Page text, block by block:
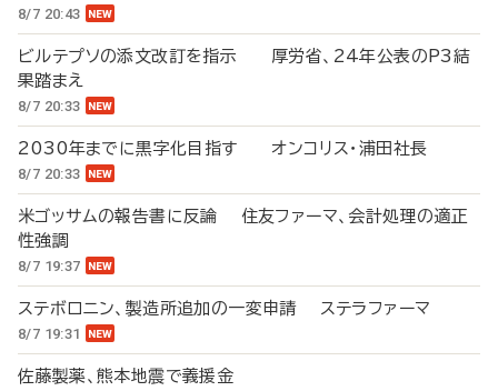
8/7 20:43
ビルテプソの添文改訂を指示 厚労省、24年公表のP3結
果踏まえ
8/7 20:33
2030年までに黒字化目指す オンコリス・浦田社長
8/7 20:33
米ゴッサムの報告書に反論 住友ファーマ、会計処理の適正
性強調
8/7 19:37
ステボロニン、製造所追加の一変申請 ステラファーマ
8/7 19:31
佐藤製薬、熊本地震で義援金